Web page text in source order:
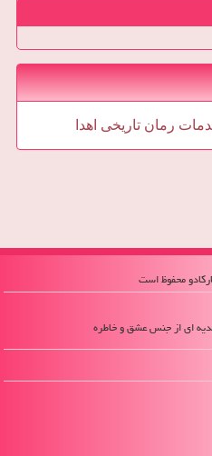
رمان تاریخی اهدا
ای از جنس عشق و خاطره